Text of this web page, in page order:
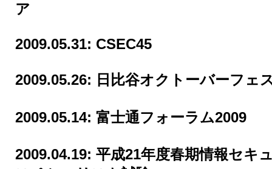
ア
2009.05.31: CSEC45
2009.05.26: 日比谷オクトーバーフェ
2009.05.14: 富士通フォーラム2009
2009.04.19: 平成21年度春期情報セキ